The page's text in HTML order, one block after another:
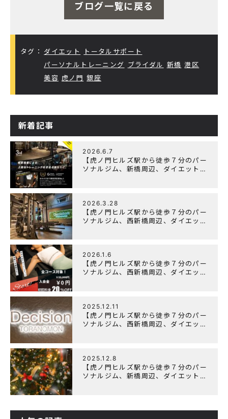
ブログ一覧に戻る
タグ： ダイエット
トータルサポート
パーソナルトレーニング ブライダル 新橋 港区
美容 虎ノ門 銀座
新着記事
2026.6.7
【虎ノ門ヒルズ駅から徒歩７分のパー
ソナルジム、新橋周辺、ダイエットに
2026.3.28
【虎ノ門ヒルズ駅から徒歩７分のパー
ソナルジム、西新橋周辺、ダイエット
2026.1.6
【虎ノ門ヒルズ駅から徒歩７分のパー
ソナルジム、西新橋周辺、ダイエット
2025.12.11
【虎ノ門ヒルズ駅から徒歩７分のパー
ソナルジム、西新橋周辺、ダイエット
2025.12.8
【虎ノ門ヒルズ駅から徒歩７分のパー
ソナルジム、新橋周辺、ダイエットに